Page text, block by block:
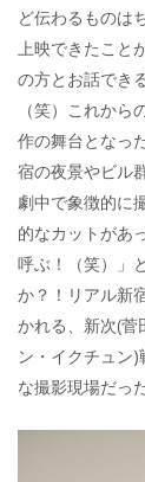
ど伝わるものは
上映できたこと
の方とお話でき
（笑）これか
作の舞台となっ
宿の夜景やビル
劇中で象徴的に
的なカットがあ
呼ぶ！（笑）」
か？！リアル新
かれる、新次(菅
ン・イクチュン
な撮影現場だっ